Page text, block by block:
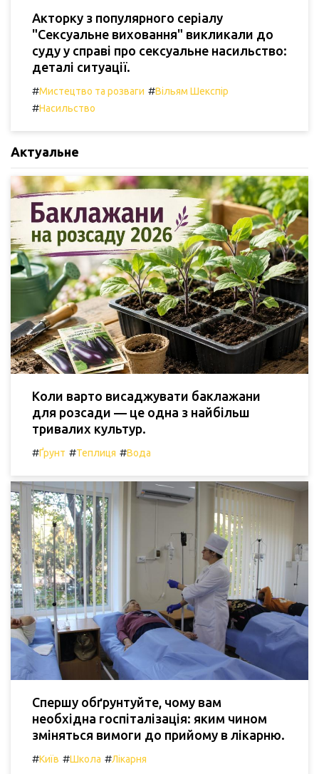
Акторку з популярного серіалу
"Сексуальне виховання" викликали до
суду у справі про сексуальне насильство:
деталі ситуації.
#Мистецтво та розваги #Вільям Шекспір
#Насильство
Актуальне
Коли варто висаджувати баклажани
для розсади — це одна з найбільш
тривалих культур.
#Ґрунт #Теплиця #Вода
Спершу обґрунтуйте, чому вам
необхідна госпіталізація: яким чином
зміняться вимоги до прийому в лікарню.
#Київ #Школа #Лікарня